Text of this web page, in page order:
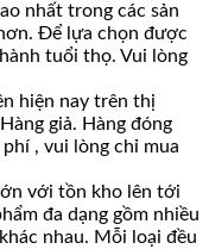
nhất trong các sản
Để lựa chọn được
tuổi thọ. Vui lòng
hiện nay trên thị
giả. Hàng đóng
, vui lòng chỉ mua
với tồn kho lên tới
đa dạng gồm nhiều
nhau. Mỗi loại đều